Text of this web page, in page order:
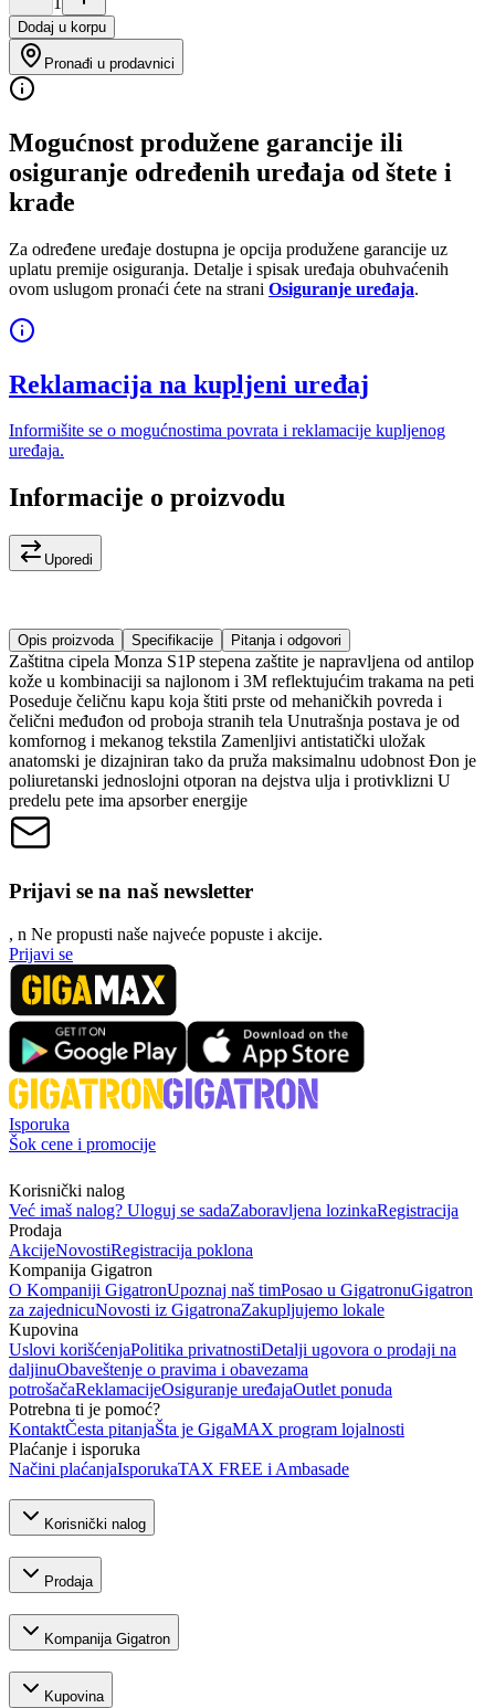
Dodaj u korpu
Pronađi u prodavnici
Mogućnost produžene garancije ili
osiguranje određenih uređaja od štete i
krađe
Za određene uređaje dostupna je opcija produžene garancije uz
uplatu premije osiguranja. Detalje i spisak uređaja obuhvaćenih
ovom uslugom pronaći ćete na strani Osiguranje uređaja.
Reklamacija na kupljeni uređaj
Informišite se o mogućnostima povrata i reklamacije kupljenog
uređaja.
Informacije o proizvodu
Uporedi
Opis proizvoda Specifikacije Pitanja i odgovori
Zaštitna cipela Monza S1P stepena zaštite je napravljena od antilop
kože u kombinaciji sa najlonom i 3M reflektujućim trakama na peti
Poseduje čeličnu kapu koja štiti prste od mehaničkih povreda i
čelični međuđon od proboja stranih tela Unutrašnja postava je od
komfornog i mekanog tekstila Zamenljivi antistatički uložak
anatomski je dizajniran tako da pruža maksimalnu udobnost Đon je
poliuretanski jednoslojni otporan na dejstva ulja i protivklizni U
predelu pete ima apsorber energije
Prijavi se na naš newsletter
, n Ne propusti naše najveće popuste i akcije.
Prijavi se
Isporuka
Šok cene i promocije
Korisnički nalog
Već imaš nalog? Uloguj se sadaZaboravljena lozinkaRegistracija
Prodaja
AkcijeNovostiRegistracija poklona
Kompanija Gigatron
O Kompaniji GigatronUpoznaj naš timPosao u GigatronuGigatron
za zajednicuNovosti iz GigatronaZakupljujemo lokale
Kupovina
Uslovi korišćenjaPolitika privatnostiDetalji ugovora o prodaji na
daljinuObaveštenje o pravima i obavezama
potrošačaReklamacijeOsiguranje uređajaOutlet ponuda
Potrebna ti je pomoć?
KontaktČesta pitanjaŠta je GigaMAX program lojalnosti
Plaćanje i isporuka
Načini plaćanjaIsporukaTAX FREE i Ambasade
Korisnički nalog
Prodaja
Kompanija Gigatron
Kupovina